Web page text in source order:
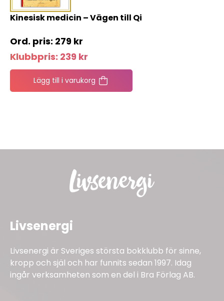
Kinesisk medicin – Vägen till Qi
279 kr
Klubbpris: 239 kr
Lägg till i varukorg
Livsenergi
Livsenergi är Sveriges största bokklubb för sinne,
kropp och själ och har funnits sedan 1997. Idag
ingår verksamheten som en del i Bra Förlag AB.